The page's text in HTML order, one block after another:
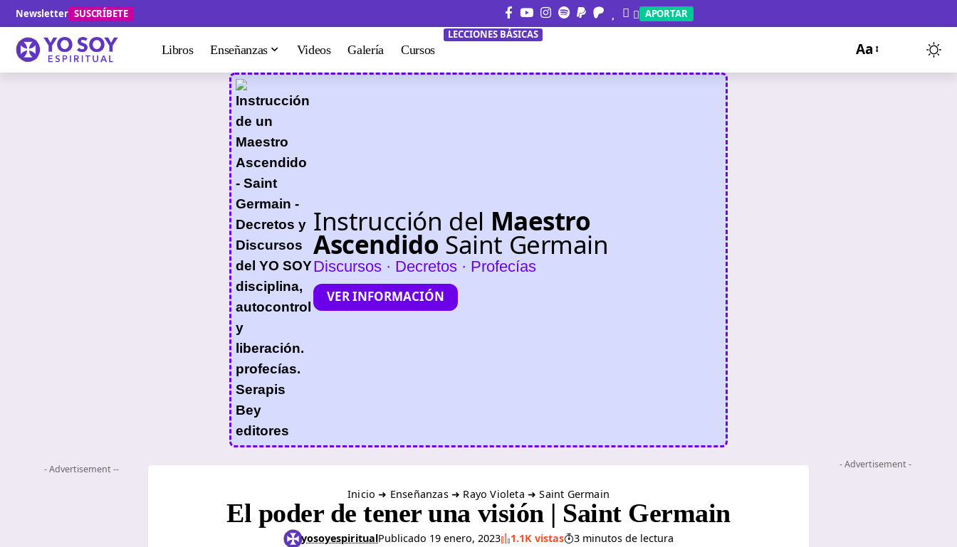
Newsletter SUSCRÍBETE APORTAR
Libros Enseñanzas Videos Galería Cursos
LECCIONES BÁSICAS
Aa
Instrucción del Maestro
Ascendido Saint Germain
Discursos · Decretos · Profecías
VER INFORMACIÓN
- Advertisement --
Inicio ➜ Enseñanzas➜ Rayo Violeta ➜Saint Germain
El poder de tener una visión | Saint Germain
yosoyespiritualPublicado 19 enero, 2023 1.1K vistas 3 minutos de lectura
- Advertisement -